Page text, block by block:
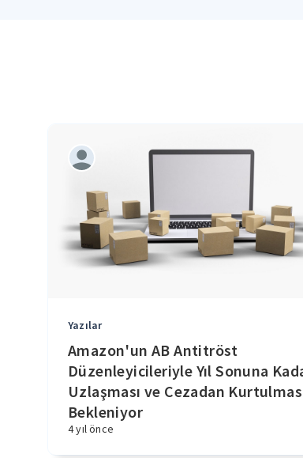
Yazılar
Amazon'un AB Antitröst
Düzenleyicileriyle Yıl Sonuna
Uzlaşması ve Cezadan
Bekleniyor
4 yıl önce